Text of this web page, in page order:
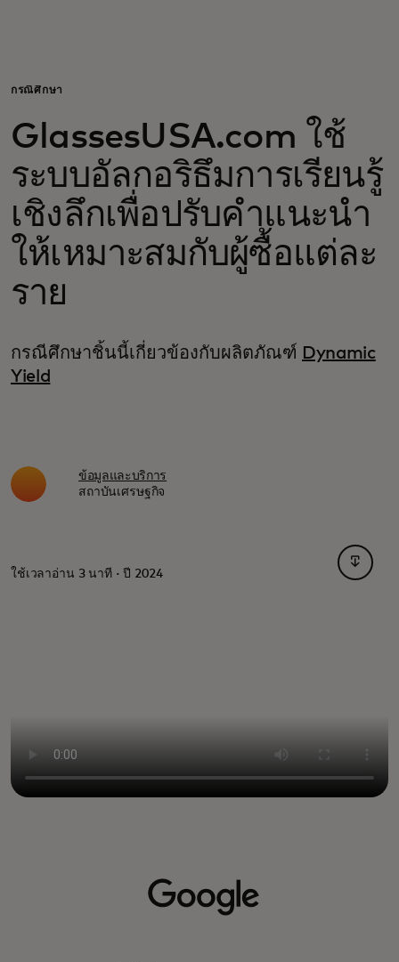
สำหรับธุรกิจ
เพื่อโลก
สำหรับผู้สร้างนวัตกรรม
ข่าวสารและแนวโน้ม
กรณีศึกษา
GlassesUSA.com ใช้
ระบบอัลกอริธึมการเรียนรู้
เชิงลึกเพื่อปรับคำแนะนำ
ให้เหมาะสมกับผู้ซื้อแต่ละ
ราย
กรณีศึกษาชิ้นนี้เกี่ยวข้องกับผลิตภัณฑ์ Dynamic
Yield
ข้อมูลและบริการ
สถาบันเศรษฐกิจ
ใช้เวลาอ่าน 3 นาที · ปี 2024
opens